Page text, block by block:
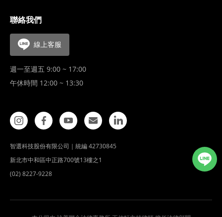
聯絡我們
線上客服
週一至週五 9:00 ~ 17:00
午休時間 12:00 ~ 13:30
智選科技股份有限公司｜統編 42730845
新北市中和區中正路700號13樓之1
(02) 8227-9228